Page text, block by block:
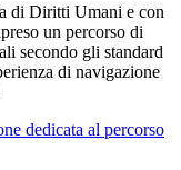
di Diritti Umani e con
un percorso di
secondo gli standard
di navigazione
dedicata al percorso